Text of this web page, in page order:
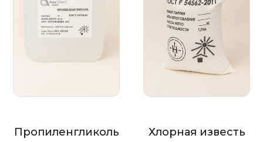
Пропиленгликоль Хлорная известь